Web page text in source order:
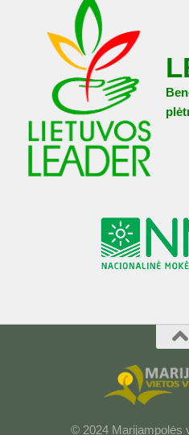
© 2024 Marijampolės